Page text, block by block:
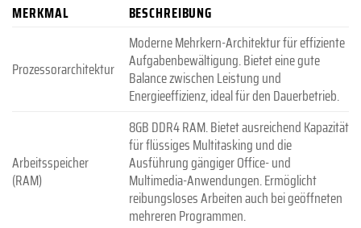
MERKMAL BESCHREIBUNG
Prozessorarchitektur
Moderne Mehrkern-Architektur für effiziente
Aufgabenbewältigung. Bietet eine gute
Balance zwischen Leistung und
Energieeffizienz, ideal für den Dauerbetrieb.
Arbeitsspeicher
(RAM)
8GB DDR4 RAM. Bietet ausreichend Kapazität
für flüssiges Multitasking und die
Ausführung gängiger Office- und
Multimedia-Anwendungen. Ermöglicht
reibungsloses Arbeiten auch bei geöffneten
mehreren Programmen.